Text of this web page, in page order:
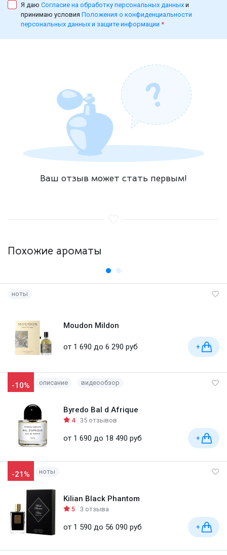
Я даю Согласие на обработку персональных данных и
принимаю условия Положения о конфиденциальности
персональных данных и защите информации *
Ваш отзыв может стать первым!
Похожие ароматы
ноты
Moudon Mildon
от 1 690 до 6 290 руб +
-10% описание видеообзор
Byredo Bal d Afrique
4 35 отзывов
от 1 690 до 18 490 руб +
-21% ноты
Kilian Black Phantom
5 3 отзыва
от 1 590 до 56 090 руб +